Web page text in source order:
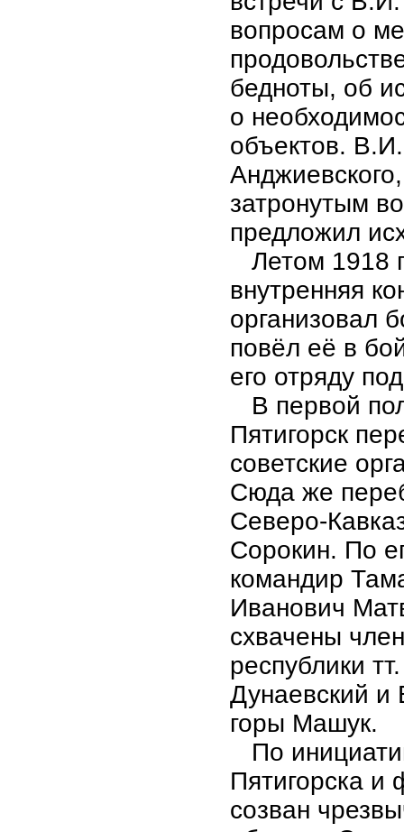
вопросам о
бедноты, об
о
объектов.
затронутым
предложил
Летом 1918
внутренняя
организовал
повёл её в
его отряду
В первой
Пятигорск
советские
Сюда же
Северо-
Сорокин. По
командир
Иванович
схвачены
республики
Дунаевский и
горы Машук.
По
Пятигорска и
созван